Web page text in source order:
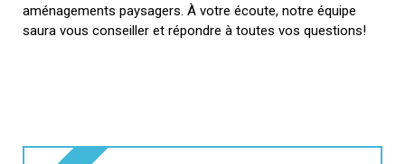
aménagements paysagers. À votre écoute, notre équipe
saura vous conseiller et répondre à toutes vos questions!